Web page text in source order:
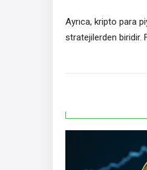
Ayrıca, kripto para
stratejilerden biridir.